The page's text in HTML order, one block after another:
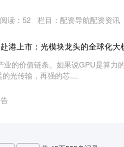
阅读： 52 栏目： 配资导航配资资讯
港上市：光模块龙头的全球化大
的价值链条。如果说GPU是算力
光传输，再强的芯....